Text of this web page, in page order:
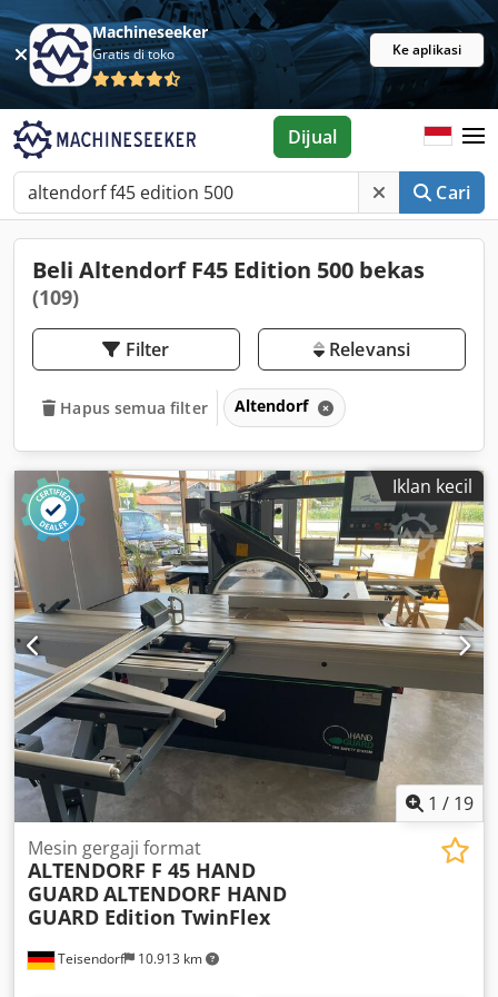
Machineseeker
Gratis di toko Ke aplikasi
Cari
Dijual
Beli Altendorf F45 Edition 500 bekas
(109)
Filter Relevansi
Hapus semua filter Altendorf
Iklan kecil
1 / 19
Teisendorf 10.913 km
Mesin gergaji format
ALTENDORF F 45 HAND
GUARDALTENDORF HAND
GUARD Edition TwinFlex